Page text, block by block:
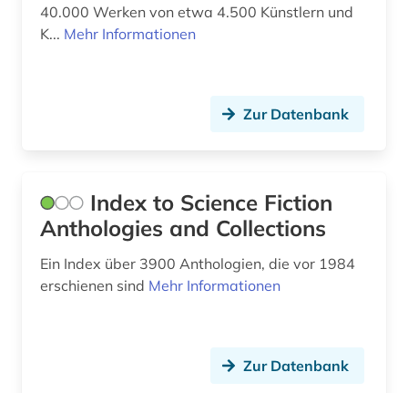
orient (1)
prosa (5)
quelle (7)
racine (1)
40.000 Werken von etwa 4.500 Künstlern und
K... Mehr Informationen
Zur Datenbank
Index to Science Fiction
Anthologies and Collections
Ein Index über 3900 Anthologien, die vor 1984
erschienen sind Mehr Informationen
Zur Datenbank